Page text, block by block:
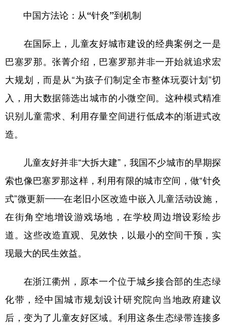
中国方法论 ： 从“针灸”到机制
在国际上，儿童友好城市建设的经典案例之一是
巴塞罗那。张菁介绍，巴塞罗那并非一开始就追求宏
大规划，而是从“为孩子们制定全市整体玩耍计划”切
入，用大数据筛选出城市的小微空间。这种模式精准
识别儿童需求、利用存量空间进行低成本的渐进式改
造。
儿童友好并非“大拆大建”，我国不少城市的早期探
索也像巴塞罗那这样，利用有限的城市空间，做“针灸
式”微更新——在老旧小区改造中嵌入儿童活动设施，
在街角空地增设游戏场地，在学校周边增设彩绘步
道。这些改造直观、见效快，以最小的空间干预，实
现最大的民生效益。
在浙江衢州，原本一个位于城乡接合部的生态绿
化带，经中国城市规划设计研究院向当地政府建议
后，变为了儿童友好区域。利用这条生态绿带连接多